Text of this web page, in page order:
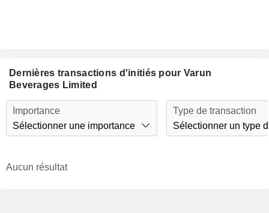
Dernières transactions d'initiés pour Varun
Beverages Limited
Importance
Sélectionner une importance
Type de transaction
Sélectionner un type
Aucun résultat